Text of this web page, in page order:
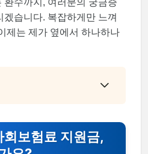
습니다. 복잡하게만 느껴
제는 제가 옆에서 하나하나
보험료 지원금,